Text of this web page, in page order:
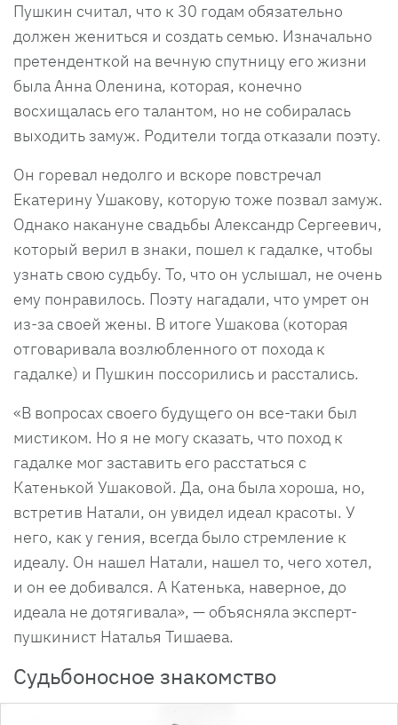
Пушкин считал, что к 30 годам обязательно
должен жениться и создать семью. Изначально
претенденткой на вечную спутницу его жизни
была Анна Оленина, которая, конечно
восхищалась его талантом, но не собиралась
выходить замуж. Родители тогда отказали поэту.
Он горевал недолго и вскоре повстречал
Екатерину Ушакову, которую тоже позвал замуж.
Однако накануне свадьбы Александр Сергеевич,
который верил в знаки, пошел к гадалке, чтобы
узнать свою судьбу. То, что он услышал, не очень
ему понравилось. Поэту нагадали, что умрет он
из-за своей жены. В итоге Ушакова (которая
отговаривала возлюбленного от похода к
гадалке) и Пушкин поссорились и расстались.
«В вопросах своего будущего он все-таки был
мистиком. Но я не могу сказать, что поход к
гадалке мог заставить его расстаться с
Катенькой Ушаковой. Да, она была хороша, но,
встретив Натали, он увидел идеал красоты. У
него, как у гения, всегда было стремление к
идеалу. Он нашел Натали, нашел то, чего хотел,
и он ее добивался. А Катенька, наверное, до
идеала не дотягивала», — объясняла эксперт-
пушкинист Наталья Тишаева.
Судьбоносное знакомство